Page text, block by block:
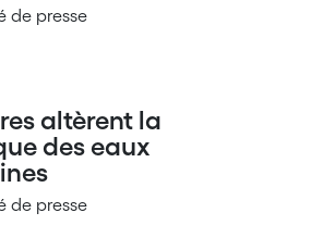
de presse
altèrent la
des eaux
de presse